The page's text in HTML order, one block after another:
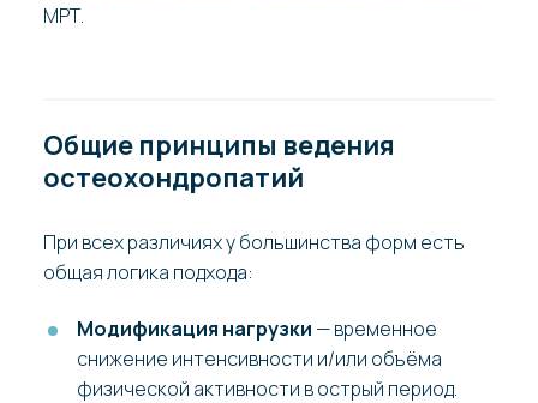
МРТ.
Общие принципы ведения
остеохондропатий
При всех различиях у большинства форм есть
общая логика подхода:
Модификация нагрузки — временное
снижение интенсивности и/или объёма
физической активности в острый период.